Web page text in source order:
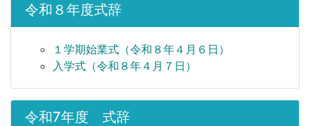
令和８年度式辞
１学期始業式（令和８年４月６日）
入学式（令和８年４月７日）
令和7年度 式辞